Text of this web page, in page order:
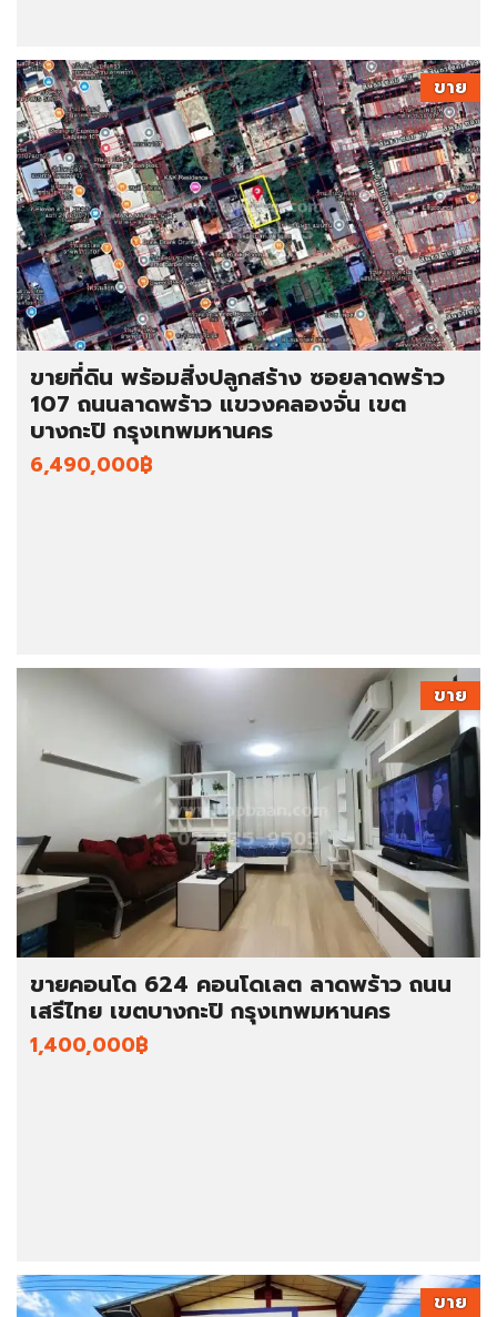
ขาย
ขายที่ดิน พร้อมสิ่งปลูกสร้าง ซอยลาดพร้าว
107 ถนนลาดพร้าว แขวงคลองจั่น เขต
บางกะปิ กรุงเทพมหานคร
6,490,000฿
ขาย
ขายคอนโด 624 คอนโดเลต ลาดพร้าว ถนน
เสรีไทย เขตบางกะปิ กรุงเทพมหานคร
1,400,000฿
ขาย